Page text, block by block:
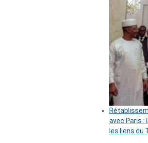
avec Paris :
les liens du